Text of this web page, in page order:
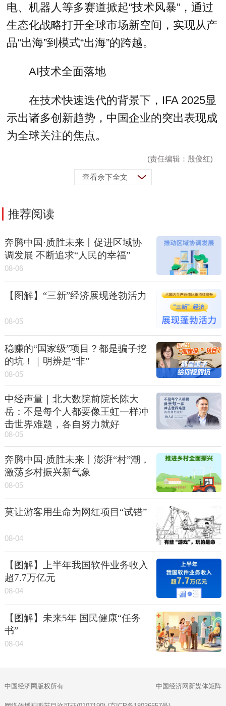
电、机器人等多赛道掀起“技术风暴”，通过
生态化战略打开全球市场新空间，实现从产
品“出海”到模式“出海”的跨越。
AI技术全面落地
在技术快速迭代的背景下，IFA 2025显
示出诸多创新趋势，中国企业的突出表现成
为全球关注的焦点。
(责任编辑：殷俊红)
查看余下全文
推荐阅读
奔腾中国·质胜未来丨促进区域协
调发展 不断追求“人民的幸福”
08-06
【图解】“三新”经济展现蓬勃活力
08-05
稳赚的“国家级”项目？都是骗子挖
的坑！｜明辨是“非”
08-05
中经声量｜北大数院前院长陈大
岳：不是每个人都要像王虹一样冲
击世界难题，各自努力就好
08-05
奔腾中国·质胜未来丨澎湃“村”潮，
激荡乡村振兴新气象
08-05
莫让游客用生命为网红项目“试错”
08-04
【图解】上半年我国软件业务收入
超7.7万亿元
08-04
【图解】未来5年 国民健康“任务
书”
08-04
中国经济网版权所有 中国经济网新媒体矩阵